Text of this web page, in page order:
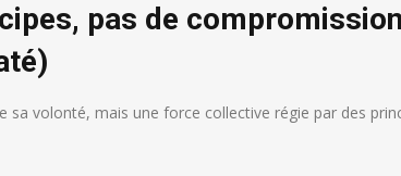
pas de
sa volonté, mais une force collective régie par des